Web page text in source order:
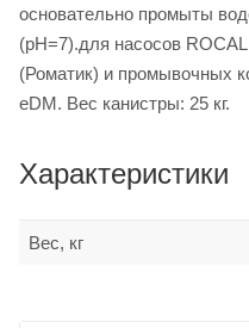
основательно промыты
(рН=7).для насосов
(Роматик) и промывочных
eDM. Вес канистры: 25 кг.
Характеристики
Вес, кг